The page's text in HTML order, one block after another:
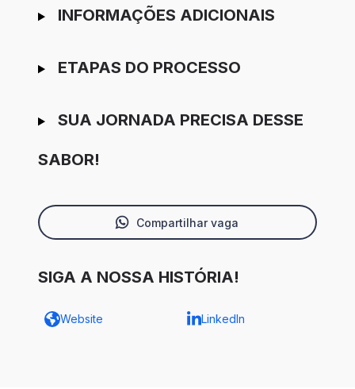
INFORMAÇÕES ADICIONAIS
ETAPAS DO PROCESSO
SUA JORNADA PRECISA DESSE
SABOR!
Compartilhar vaga
SIGA A NOSSA HISTÓRIA!
Website LinkedIn